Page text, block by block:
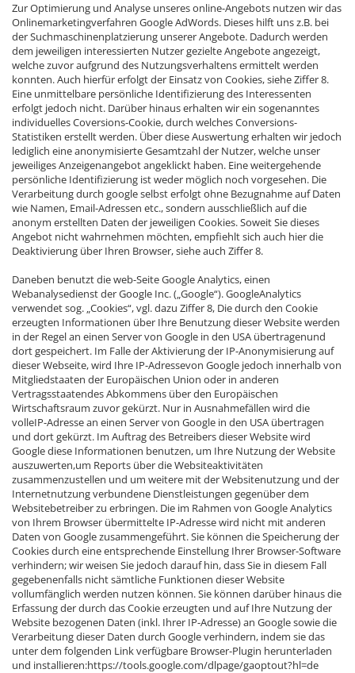
Zur Optimierung und Analyse unseres online-Angebots nutzen wir das
Onlinemarketingverfahren Google AdWords. Dieses hilft uns z.B. bei
der Suchmaschinenplatzierung unserer Angebote. Dadurch werden
dem jeweiligen interessierten Nutzer gezielte Angebote angezeigt,
welche zuvor aufgrund des Nutzungsverhaltens ermittelt werden
konnten. Auch hierfür erfolgt der Einsatz von Cookies, siehe Ziffer 8.
Eine unmittelbare persönliche Identifizierung des Interessenten
erfolgt jedoch nicht. Darüber hinaus erhalten wir ein sogenanntes
individuelles Coversions-Cookie, durch welches Conversions-
Statistiken erstellt werden. Über diese Auswertung erhalten wir jedoch
lediglich eine anonymisierte Gesamtzahl der Nutzer, welche unser
jeweiliges Anzeigenangebot angeklickt haben. Eine weitergehende
persönliche Identifizierung ist weder möglich noch vorgesehen. Die
Verarbeitung durch google selbst erfolgt ohne Bezugnahme auf Daten
wie Namen, Email-Adressen etc., sondern ausschließlich auf die
anonym erstellten Daten der jeweiligen Cookies. Soweit Sie dieses
Angebot nicht wahrnehmen möchten, empfiehlt sich auch hier die
Deaktivierung über Ihren Browser, siehe auch Ziffer 8.
Daneben benutzt die web-Seite Google Analytics, einen
Webanalysedienst der Google Inc. („Google“). GoogleAnalytics
verwendet sog. „Cookies“, vgl. dazu Ziffer 8, Die durch den Cookie
erzeugten Informationen über Ihre Benutzung dieser Website werden
in der Regel an einen Server von Google in den USA übertragenund
dort gespeichert. Im Falle der Aktivierung der IP-Anonymisierung auf
dieser Webseite, wird Ihre IP-Adressevon Google jedoch innerhalb von
Mitgliedstaaten der Europäischen Union oder in anderen
Vertragsstaatendes Abkommens über den Europäischen
Wirtschaftsraum zuvor gekürzt. Nur in Ausnahmefällen wird die
volleIP-Adresse an einen Server von Google in den USA übertragen
und dort gekürzt. Im Auftrag des Betreibers dieser Website wird
Google diese Informationen benutzen, um Ihre Nutzung der Website
auszuwerten,um Reports über die Websiteaktivitäten
zusammenzustellen und um weitere mit der Websitenutzung und der
Internetnutzung verbundene Dienstleistungen gegenüber dem
Websitebetreiber zu erbringen. Die im Rahmen von Google Analytics
von Ihrem Browser übermittelte IP-Adresse wird nicht mit anderen
Daten von Google zusammengeführt. Sie können die Speicherung der
Cookies durch eine entsprechende Einstellung Ihrer Browser-Software
verhindern; wir weisen Sie jedoch darauf hin, dass Sie in diesem Fall
gegebenenfalls nicht sämtliche Funktionen dieser Website
vollumfänglich werden nutzen können. Sie können darüber hinaus die
Erfassung der durch das Cookie erzeugten und auf Ihre Nutzung der
Website bezogenen Daten (inkl. Ihrer IP-Adresse) an Google sowie die
Verarbeitung dieser Daten durch Google verhindern, indem sie das
unter dem folgenden Link verfügbare Browser-Plugin herunterladen
und installieren:https://tools.google.com/dlpage/gaoptout?hl=de